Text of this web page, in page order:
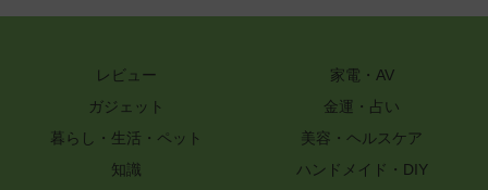
レビュー
家電・AV
ガジェット
金運・占い
暮らし・生活・ペット
美容・ヘルスケア
知識
ハンドメイド・DIY